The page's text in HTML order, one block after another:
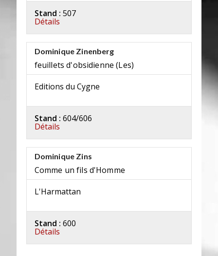
Stand : 507
Détails
Dominique Zinenberg
feuillets d'obsidienne (Les)
Editions du Cygne
Stand : 604/606
Détails
Dominique Zins
Comme un fils d'Homme
L'Harmattan
Stand : 600
Détails